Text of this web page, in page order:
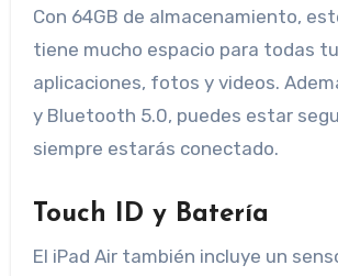
Con 64GB de almacenamiento,
tiene mucho espacio para todas
aplicaciones, fotos y videos.
y Bluetooth 5.0, puedes estar
siempre estarás conectado.
Touch ID y Batería
El iPad Air también incluye un